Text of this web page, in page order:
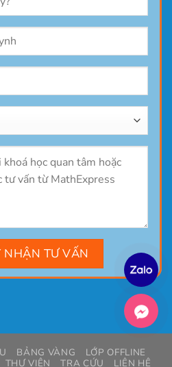
BẢNG VÀNG
LỚP OFFLINE
THƯ VIỆN TRA CỨU LIÊN HỆ